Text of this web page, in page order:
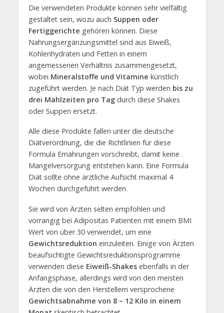
Die verwendeten Produkte können sehr vielfältig
gestaltet sein, wozu auch Suppen oder
Fertiggerichte gehören können. Diese
Nahrungsergänzungsmittel sind aus Eiweiß,
Kohlenhydraten und Fetten in einem
angemessenen Verhältnis zusammengesetzt,
wobei Mineralstoffe und Vitamine künstlich
zugeführt werden. Je nach Diät Typ werden bis zu
drei Mahlzeiten pro Tagdurch diese Shakes
oder Suppen ersetzt.
Alle diese Produkte fallen unter die deutsche
Diätverordnung, die die Richtlinien für diese
Formula Ernährungen vorschreibt, damit keine
Mangelversorgung entstehen kann. Eine Formula
Diät sollte ohne ärztliche Aufsicht maximal 4
Wochen durchgeführt werden.
Sie wird von Ärzten selten empfohlen und
vorrangig bei Adipositas Patienten mit einem BMI
Wert von über 30 verwendet, um eine
Gewichtsreduktion einzuleiten. Einige von Ärzten
beaufsichtigte Gewichtsreduktionsprogramme
verwenden diese Eiweiß-Shakesebenfalls in der
Anfangsphase, allerdings wird von den meisten
Ärzten die von den Herstellern versprochene
Gewichtsabnahme von 8 – 12 Kilo in einem